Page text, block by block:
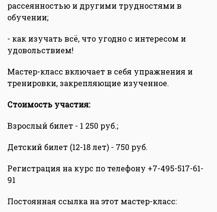
рассеянностью и другими трудностями в
обучении;
- как изучать всё, что угодно с интересом и
удовольствием!
Мастер-класс включает в себя упражнения и
тренировки, закрепляющие изученное.
Стоимость участия:
Взрослый билет - 1 250 руб.;
Детский билет (12-18 лет) - 750 руб.
Регистрация на курс по телефону +7-495-517-61-
91
Постоянная ссылка на этот мастер-класс: